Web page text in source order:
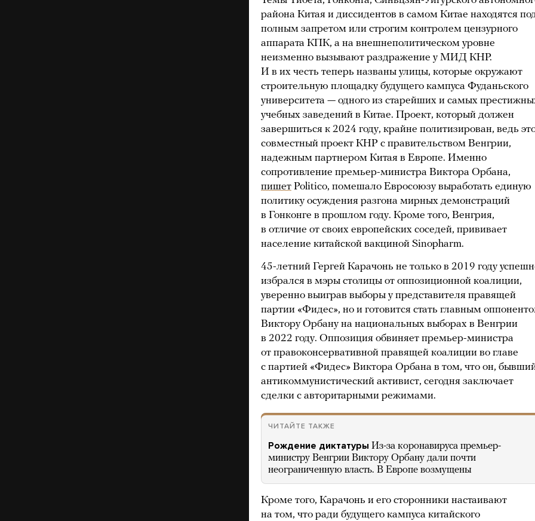
района Китая и диссидентов в самом Китае находятся
полным запретом или строгим контролем цензурного
аппарата КПК, а на внешнеполитическом уровне
неизменно вызывают раздражение у МИД КНР.
И в их честь теперь названы улицы, которые окружают
строительную площадку будущего кампуса Фуданьского
университета — одного из старейших и самых
учебных заведений в Китае. Проект, который должен
завершиться к 2024 году, крайне политизирован, ведь
совместный проект КНР с правительством Венгрии,
надежным партнером Китая в Европе. Именно
сопротивление премьер-министра Виктора Орбана,
пишет Politico, помешало Евросоюзу выработать единую
политику осуждения разгона мирных демонстраций
в Гонконге в прошлом году. Кроме того, Венгрия,
в отличие от своих европейских соседей, прививает
население китайской вакциной Sinopharm.
45-летний Гергей Карачонь не только в 2019 году
избрался в мэры столицы от оппозиционной коалиции,
уверенно выиграв выборы у представителя правящей
партии «Фидес», но и готовится стать главным
Виктору Орбану на национальных выборах в Венгрии
в 2022 году. Оппозиция обвиняет премьер-министра
от правоконсервативной правящей коалиции во главе
с партией «Фидес» Виктора Орбана в том, что он,
антикоммунистический активист, сегодня заключает
сделки с авторитарными режимами.
ЧИТАЙТЕ ТАКЖЕ
Рождение диктатуры Из-за коронавируса премьер-
министру Венгрии Виктору Орбану дали почти
неограниченную власть. В Европе возмущены
Кроме того, Карачонь и его сторонники настаивают
на том, что ради будущего кампуса китайского